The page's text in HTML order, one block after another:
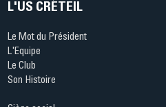
L'US CRÉTEIL
Le Mot du Président
L'Equipe
Le Club
Son Histoire